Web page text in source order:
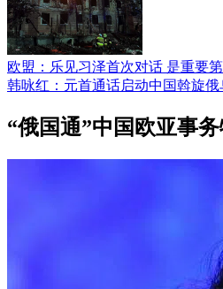
欧盟：乐见习泽首次对话 是重要
韩咏红：元首通话启动中国斡旋
“俄国通”中国欧亚事